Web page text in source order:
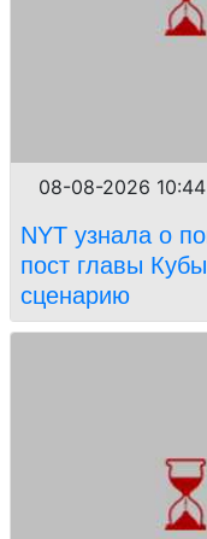
08-08-2026 10:44
NYT узнала о
пост главы
сценарию